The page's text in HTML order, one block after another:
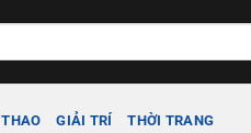
GIẢI TRÍ THỜI TRANG